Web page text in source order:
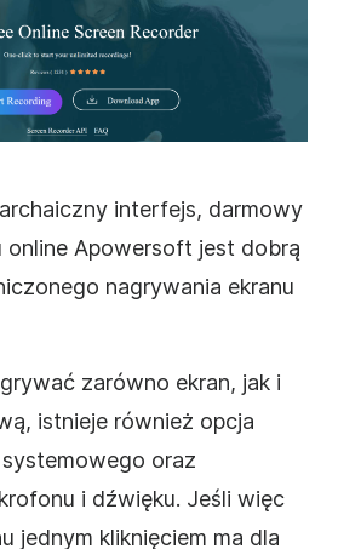
interfejs, darmowy
online Apowersoft jest dobrą
nagrywania ekranu
zarówno ekran, jak i
istnieje również opcja
oraz
i dźwięku. Jeśli więc
jednym kliknięciem ma dla